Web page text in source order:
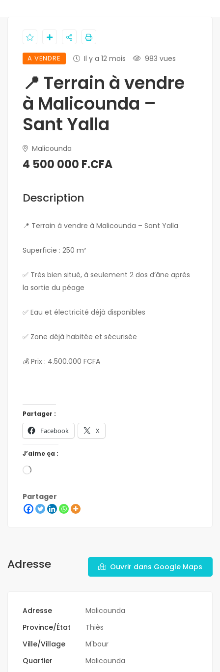
A VENDRE Il y a 12 mois 983 vues
📍 Terrain à vendre
à Malicounda –
Sant Yalla
Malicounda
4 500 000 F.CFA
Description
📍 Terrain à vendre à Malicounda – Sant Yalla
Superficie : 250 m²
✅ Très bien situé, à seulement 2 dos d’âne après
la sortie du péage
✅ Eau et électricité déjà disponibles
✅ Zone déjà habitée et sécurisée
💰 Prix : 4.500.000 FCFA
Partager :
Facebook X
J’aime ça :
Partager
Adresse Ouvrir dans Google Maps
Adresse
Malicounda
Province/État
Thiès
Ville/Village
M'bour
Quartier
Malicounda